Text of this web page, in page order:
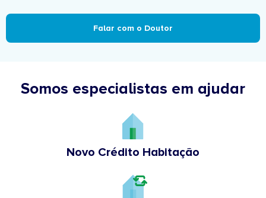
Falar com o Doutor
Somos especialistas em ajudar
Novo Crédito Habitação